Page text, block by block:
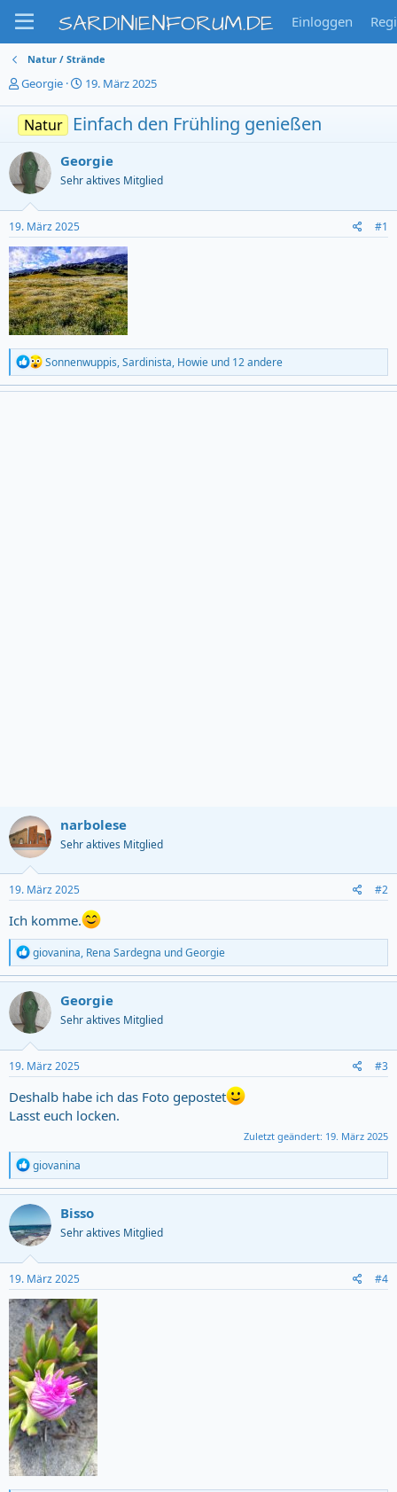
SARDINIENFORUM.DE Einloggen
Natur / Strände
T
e
m
n
s
t
a
r
t
e
r
Georgie
S
a
r
d
a
u
19. März 2025
Natur Einfach den Frühling genießen
Georgie
Sehr aktives Mitglied
19. März 2025 #1
R
e
a
Sonnenwuppis,Sardinista, Howie und 12 andere
narbolese
Sehr aktives Mitglied
19. März 2025 #2
Ich komme.
R
e
a
c
t
o
n
s
:
giovanina, Rena Sardegna undGeorgie
Georgie
Sehr aktives Mitglied
19. März 2025 #3
Deshalb habe ich das Foto gepostet
Lasst euch locken.
Zuletzt geändert: 19. März 2025
R
e
a
c
t
i
o
n
s
:
giovanina
Bisso
Sehr aktives Mitglied
19. März 2025 #4